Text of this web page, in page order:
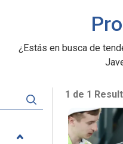
¿Estás en busca de
1 de 1